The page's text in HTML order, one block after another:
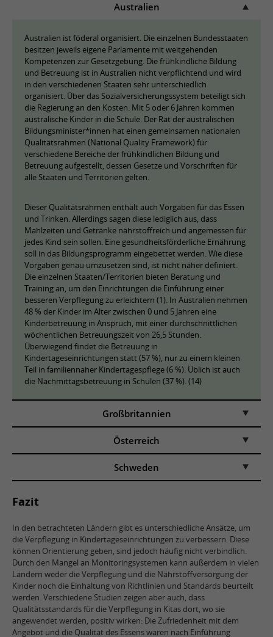
Australien
Australien ist föderal organisiert. Die einzelnen Bundesstaaten
besitzen jeweils eigene Parlamente mit weitgehenden
Kompetenzen zur Gesetzgebung. Die frühkindliche Bildung
und Betreuung ist in Australien nicht verpflichtend und wird
in den verschiedenen Staaten sehr unterschiedlich
organisiert. Über das Sozialversicherungssystem beteiligt sich
die Regierung an den Kosten. Mit 5 oder 6 Jahren kommen
australische Kinder in die Schule. Der Rat der australischen
Bildungsminister*innen hat einen gemeinsamen nationalen
Qualitätsrahmen (National Quality Framework) für
verschiedene Bereiche der frühkindlichen Bildung und
Betreuung aufgestellt, dessen Gesetze und Vorschriften für
alle Staaten und Territorien gelten.
Dieser Qualitätsrahmen enthält auch Vorgaben für das Essen
und Trinken. Allerdings sagen diese lediglich aus, dass
Mahlzeiten und Getränke nährstoffreich und angemessen für
jedes Kind sein sollen. Eine gesundheitsförderliche Ernährung
soll in das Bildungsprogramm eingebettet werden. Wie diese
Vorgaben genau umzusetzen sind, ist nicht näher definiert.
Die einzelnen Staaten/Territorien bieten Beratung und
Training an, um den Einrichtungen die Einführung einer
besseren Verpflegung zu erleichtern (1). In Australien nehmen
48 % der Kinder im Alter zwischen 0 und 5 Jahren eine
Kinderbetreuung in Anspruch, mit einer durchschnittlichen
wöchentlichen Betreuungszeit von 26,5 Stunden.
Überwiegend findet die Betreuung in
Kindertageseinrichtungen statt (57 %), nur zu einem kleinen
Teil in familiennaher Kindertagespflege (6 %). Üblich ist auch
die Nachmittagsbetreuung in Schulen (37 %). (14)
Großbritannien
Österreich
Schweden
Fazit
In den betrachteten Ländern gibt es unterschiedliche Ansätze, um
die Verpflegung in Kindertageseinrichtungen zu verbessern. Diese
können Orientierung geben, sind jedoch häufig nicht verbindlich.
Durch den Mangel an Monitoringsystemen kann außerdem in vielen
Ländern weder die Verpflegung und die Nährstoffversorgung der
Kinder noch die Einhaltung von Richtlinien und Standards beurteilt
werden. Verschiedene Studien zeigen aber auch, dass
Qualitätsstandards für die Verpflegung in Kitas dort, wo sie
angewendet werden, positiv wirken: Die Zufriedenheit mit dem
Angebot und die Qualität des Essens waren nach Einführung